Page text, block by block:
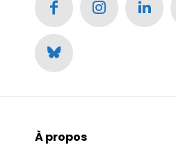
À propos